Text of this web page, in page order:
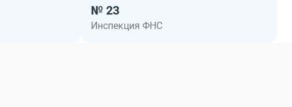
№ 23
Инспекция ФНС